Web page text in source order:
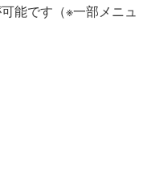
能です（※一部メニュ